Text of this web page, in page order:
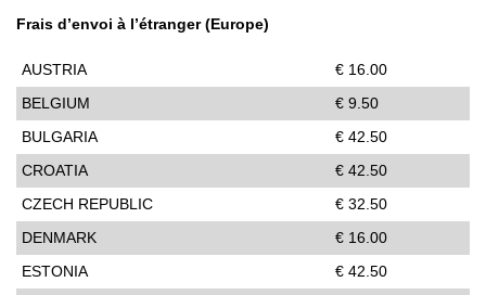
Frais d’envoi à l’étranger (Europe)
AUSTRIA
€ 16.00
BELGIUM
€ 9.50
BULGARIA
€ 42.50
CROATIA
€ 42.50
CZECH REPUBLIC
€ 32.50
DENMARK
€ 16.00
ESTONIA
€ 42.50